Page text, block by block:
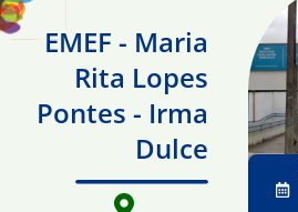
EMEF - Maria
Rita Lopes
Pontes - Irma
Dulce